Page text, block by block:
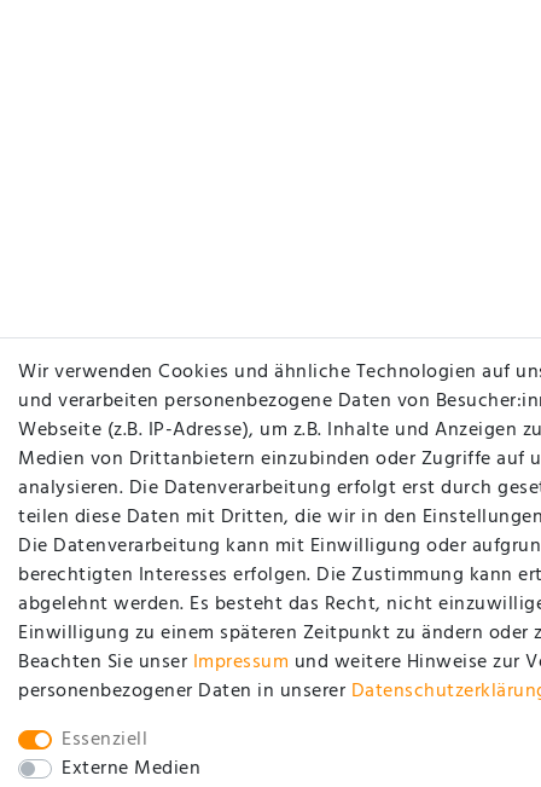
Wir verwenden Cookies und ähnliche Technologien auf
und verarbeiten personenbezogene Daten von
Webseite (z.B. IP-Adresse), um z.B. Inhalte und Anzeigen
Medien von Drittanbietern einzubinden oder Zugriffe auf
analysieren. Die Datenverarbeitung erfolgt erst durch
teilen diese Daten mit Dritten, die wir in den
Die Datenverarbeitung kann mit Einwilligung oder
berechtigten Interesses erfolgen. Die Zustimmung kann
abgelehnt werden. Es besteht das Recht, nicht
Einwilligung zu einem späteren Zeitpunkt zu ändern oder
Beachten Sie unser Impressum und weitere Hinweise zur
personenbezogener Daten in unserer
Essenziell
Externe Medien